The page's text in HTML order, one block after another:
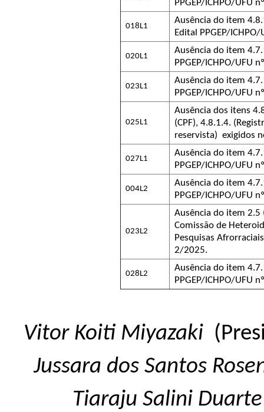
PPGEP/ICHPO/UFU
018L1
Ausência do item
Edital PPGEP/
020L1
Ausência do item
PPGEP/ICHPO/UFU
023L1
Ausência do item
PPGEP/ICHPO/UFU
025L1
Ausência dos itens
(CPF), 4.8.1.4.
reservista) exigidos
027L1
Ausência do item
PPGEP/ICHPO/UFU
004L2
Ausência do item
PPGEP/ICHPO/UFU
023L2
Ausência do item 2.5
Comissão de
Pesquisas
2/2025.
028L2
Ausência do item
PPGEP/ICHPO/UFU
Vitor Koiti Miyazaki
Jussara dos Santos
Tiaraju Salini Duarte